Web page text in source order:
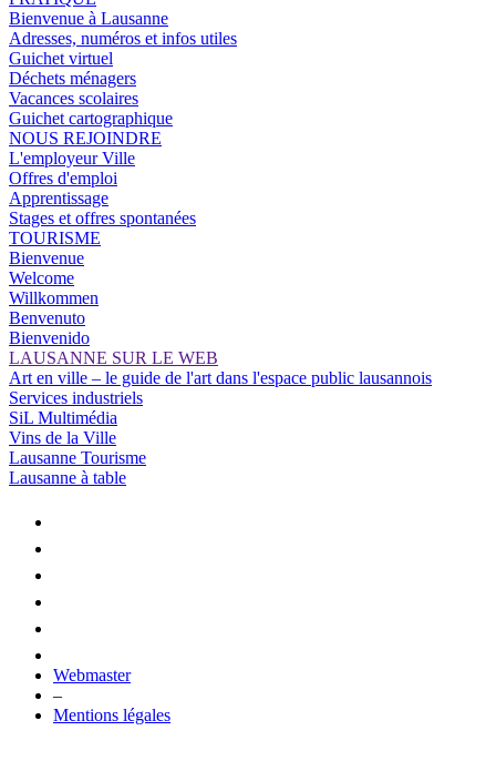
Bienvenue à Lausanne
Adresses, numéros et infos utiles
Guichet virtuel
Déchets ménagers
Vacances scolaires
Guichet cartographique
NOUS REJOINDRE
L'employeur Ville
Offres d'emploi
Apprentissage
Stages et offres spontanées
TOURISME
Bienvenue
Welcome
Willkommen
Benvenuto
Bienvenido
LAUSANNE SUR LE WEB
Art en ville – le guide de l'art dans l'espace public lausannois
Services industriels
SiL Multimédia
Vins de la Ville
Lausanne Tourisme
Lausanne à table
Webmaster
–
Mentions légales